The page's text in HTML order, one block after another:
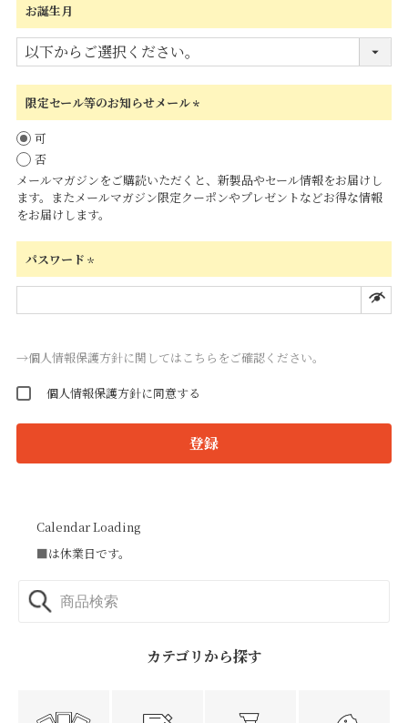
お誕生月
限定セール等のお知らせメール
(必
可
否
メールマガジンをご購読いただくと、新製品やセール情報をお届けし
ます。またメールマガジン限定クーポンやプレゼントなどお得な情報
をお届けします。
パスワード
(必
→個人情報保護方針に関してはこちらをご確認ください。
個人情報保護方針に同意する
登録
Calendar Loading
■は休業日です。
カテゴリから探す